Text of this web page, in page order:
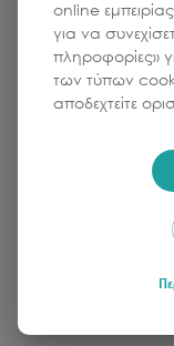
online
για να
πληροφορίες»
των τύπων
αποδεχτείτε